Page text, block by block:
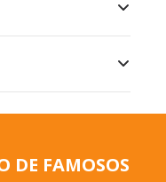
DE FAMOSOS